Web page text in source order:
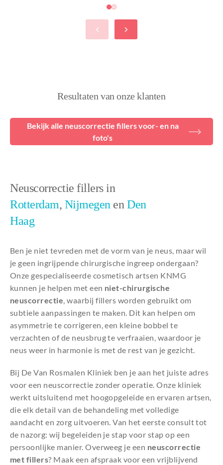
Resultaten van onze klanten
Bekijk alle neuscorrectie fillers voor- en na
foto's
Neuscorrectie fillers in
Rotterdam, NijmegenenDen
Haag
Ben je niet tevreden met de vorm van je neus, maar wil
je geen ingrijpende chirurgische ingreep ondergaan?
Onze gespecialiseerde cosmetisch artsen KNMG
kunnen je helpen met een niet-chirurgische
neuscorrectie, waarbij fillers worden gebruikt om
subtiele aanpassingen te maken. Dit kan helpen om
asymmetrie te corrigeren, een kleine bobbel te
verzachten of de neusbrug te verfraaien, waardoor je
neus weer in harmonie is met de rest van je gezicht.
Bij De Van Rosmalen Kliniek ben je aan het juiste adres
voor een neuscorrectie zonder operatie. Onze kliniek
werkt uitsluitend met hoogopgeleide en ervaren artsen,
die elk detail van de behandeling met volledige
aandacht en zorg uitvoeren. Van het eerste consult tot
de nazorg: wij begeleiden je stap voor stap op een
persoonlijke manier. Overweeg je een neuscorrectie
met fillers? Maak een afspraak voor een vrijblijvend